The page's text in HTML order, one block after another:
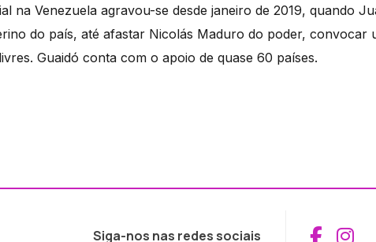
na Venezuela agravou-se desde janeiro de 2019, quando
do país, até afastar Nicolás Maduro do poder, convocar
Guaidó conta com o apoio de quase 60 países.
Siga-nos nas redes sociais